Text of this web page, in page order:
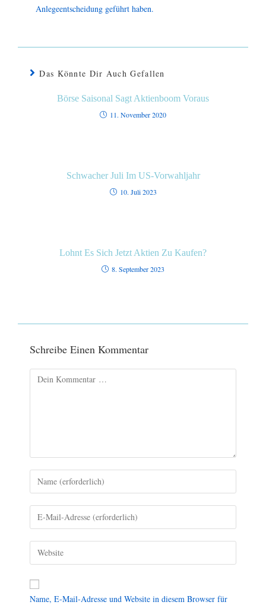
Anlegeentscheidung geführt haben.
Das Könnte Dir Auch Gefallen
Börse Saisonal Sagt Aktienboom Voraus
11. November 2020
Schwacher Juli Im US-Vorwahljahr
10. Juli 2023
Lohnt Es Sich Jetzt Aktien Zu Kaufen?
8. September 2023
Schreibe Einen Kommentar
Name, E-Mail-Adresse und Website in diesem Browser für